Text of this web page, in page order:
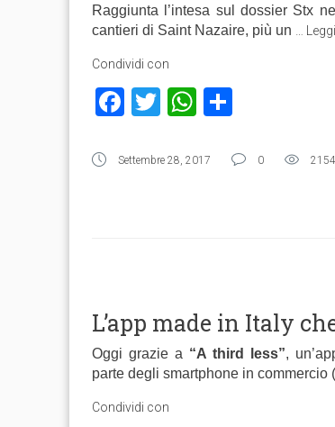
Raggiunta l’intesa sul dossier Stx
cantieri di Saint Nazaire, più un
Condividi con
Facebook
TwitterWhatsApp
Settembre 28, 2017 0 2154
L’app made in Italy
Oggi grazie a “A third less”,
parte degli smartphone in
Condividi con